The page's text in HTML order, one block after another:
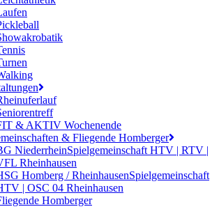
& AKTIV Wochenende
& Fliegende Homberger
NiederrheinSpielgemeinschaft HTV | RTV |
Rheinhausen
Homberg / RheinhausenSpielgemeinschaft
| OSC 04 Rheinhausen
Homberger